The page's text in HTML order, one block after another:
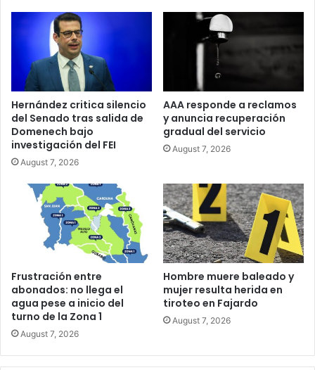
Hernández critica silencio
del Senado tras salida de
Domenech bajo
investigación del FEI
August 7, 2026
AAA responde a reclamos
y anuncia recuperación
gradual del servicio
August 7, 2026
Frustración entre
abonados: no llega el
agua pese a inicio del
turno de la Zona 1
August 7, 2026
Hombre muere baleado y
mujer resulta herida en
tiroteo en Fajardo
August 7, 2026